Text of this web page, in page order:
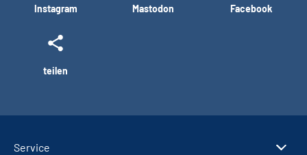
Instagram Mastodon Facebook
teilen
Service